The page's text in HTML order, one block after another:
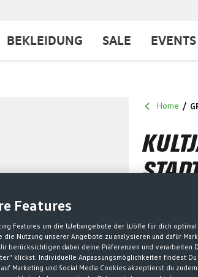
BEKLEIDUNG SALE EVENTS
Home
* Preise inkl.
GRÖSSE
Features
Features um die Webangebote der Wölfe für dich
Nutzung unserer Angebote zu analysieren und dafür
berücksichtigen dabei deine Präferenzen und verarbeiten
klickst. Individuelle Anpassungsmöglichkeiten findest Du
Marketing und Social Media Cookies akzeptierst du